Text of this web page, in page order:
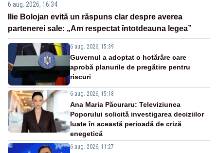
6 aug. 2026, 16:34
Ilie Bolojan evită un răspuns clar despre averea
partenerei sale: „Am respectat întotdeauna legea”
6 aug. 2026, 15:39
Guvernul a adoptat o hotărâre care
aprobă planurile de pregătire pentru
riscuri
6 aug. 2026, 15:18
Ana Maria Păcuraru: Televiziunea
Poporului solicită investigarea deciziilor
luate în această perioadă de criză
enegetică
6 aug. 2026, 11:27